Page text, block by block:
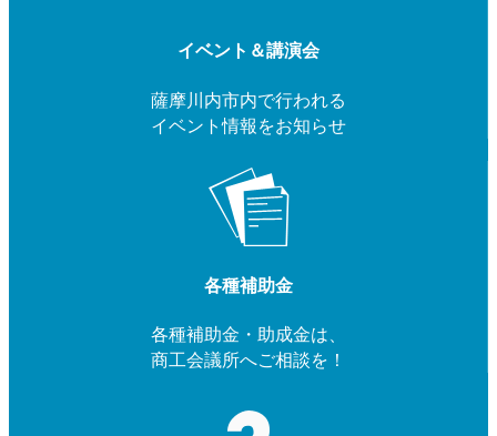
イベント＆講演会
薩摩川内市内で行われる
イベント情報をお知らせ
各種補助金
各種補助金・助成金は、
商工会議所へご相談を！